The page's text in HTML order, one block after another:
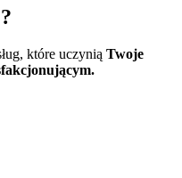
które uczynią Twoje